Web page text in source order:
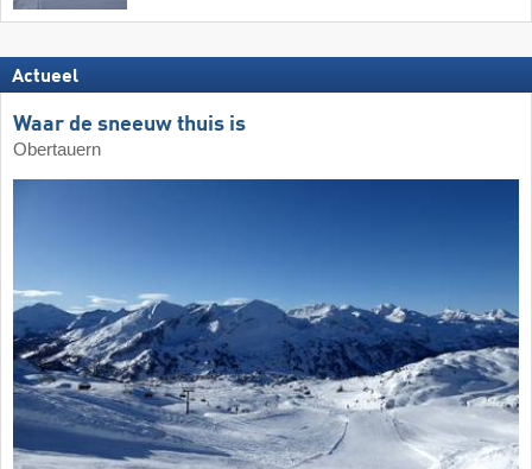
Actueel
Waar de sneeuw thuis is
Obertauern